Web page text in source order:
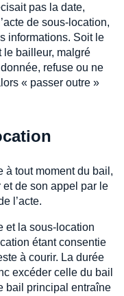
pas la date,
de sous-location,
informations. Soit le
le bailleur, malgré
refuse ou ne
« passer outre »
à tout moment du bail,
et de son appel par le
l’acte.
et la sous-location
étant consentie
à courir. La durée
excéder celle du bail
bail principal entraîne